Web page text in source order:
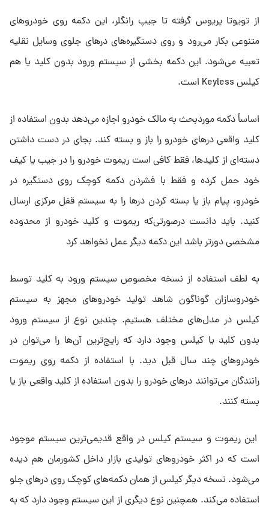
از تویوتا پریوس گرفته تا جیپ رانگلر، این دکمه روی خودروهای
متنوعی بکار می‌رود و روی دستگیره‌های درهای جلوی وسایل نقلیه
تعبیه می‌شود. این دکمه بخشی از سیستم ورود بدون کلید یا هم
کیلس Keyless است.
اساساً دکمه موردبحث به مالک خودرو اجازه می‌دهد بدون استفاده از
کلید واقعی درهای خودرو را باز و بسته کند. بجای در دست داشتن
دسته‌ای از کلیدها، فقط کافی است ریموت خودرو را در جیب یا کیف
خود حمل کرده و فقط با فشردن دکمه کوچک روی دستگیره در
خودرو، پیام باز یا بسته کردن درها را به سیستم قفل مرکزی ارسال
کنید. باید دانست درصورتی‌که ریموت و کلید خودرو از محدوده
مشخصی دورتر باشد این دکمه دیگر عمل نخواهد کرد
به لطف استفاده از نسخه مخصوص سیستم ورود به کلید توسط
خودروسازان گوناگون شاهد تولید خودروهای مجهز به سیستم
کیلس در مدل‌های مختلف هستیم. چندین نوع از سیستم ورود
بدون کلید یا کیلس وجود دارد که رایج‌ترین آن‌ها را می‌توان در
خودروهای چند سال قبل دید. با استفاده از دکمه روی ریموت
رانندگان می‌توانند درهای خودرو را بدون استفاده از کلید واقعی باز یا
بسته کنند.
این ریموت و سیستم کیلس در واقع قدیمی‌ترین سیستم موجود
است که در اکثر خودروهای تولیدی بازار داخل کشورمان هم دیده
می‌شود. نسخه دیگر کیلس از همان دکمه‌های کوچک روی درهای جلو
استفاده می‌کند. همچنین نوع دیگری از این سیستم وجود دارد که به